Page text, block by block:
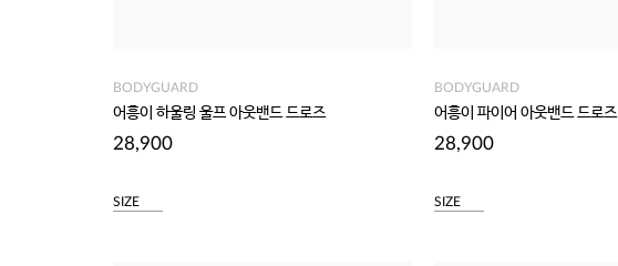
BODYGUARD
어흥이 하울링 울프 아웃밴드 드로즈
28,900
SIZE
BODYGUARD
어흥이 파이어 아웃밴드 드로즈
28,900
SIZE